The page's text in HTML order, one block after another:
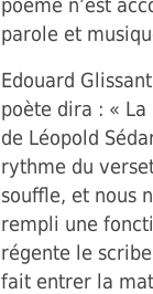
poème n’est
parole et
Edouard
poète dira : «
de Léopold
rythme du
souffle, et nous
rempli une
régente le
fait entrer la